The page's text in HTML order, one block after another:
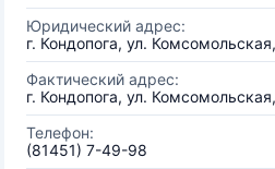
Юридический адрес:
г. Кондопога, ул.
Фактический адрес:
г. Кондопога, ул.
Телефон:
(81451) 7-49-98